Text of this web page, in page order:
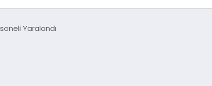
Yaralandı